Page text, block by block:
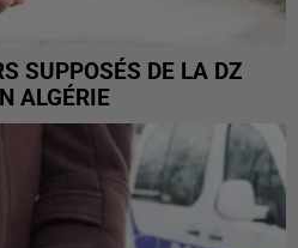
SUPPOSÉS DE LA DZ
ALGÉRIE